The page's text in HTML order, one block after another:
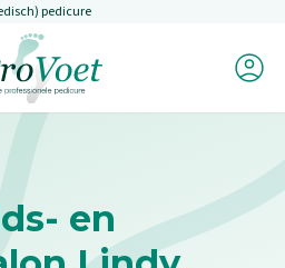
gaanpedicure
de homepagina
Mijn
en